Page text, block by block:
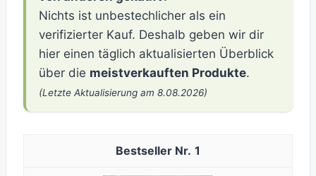
Nichts ist unbestechlicher als ein
verifizierter Kauf. Deshalb geben wir dir
hier einen täglich aktualisierten Überblick
über die meistverkauften Produkte.
(Letzte Aktualisierung am 8.08.2026)
1